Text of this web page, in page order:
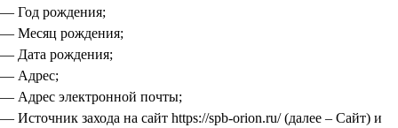
— Год рождения;
— Месяц рождения;
— Дата рождения;
— Адрес;
— Адрес электронной почты;
— Источник захода на сайт https://spb-orion.ru/ (далее – Сайт) и